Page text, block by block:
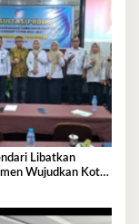
Libatkan
Wujudkan Kota